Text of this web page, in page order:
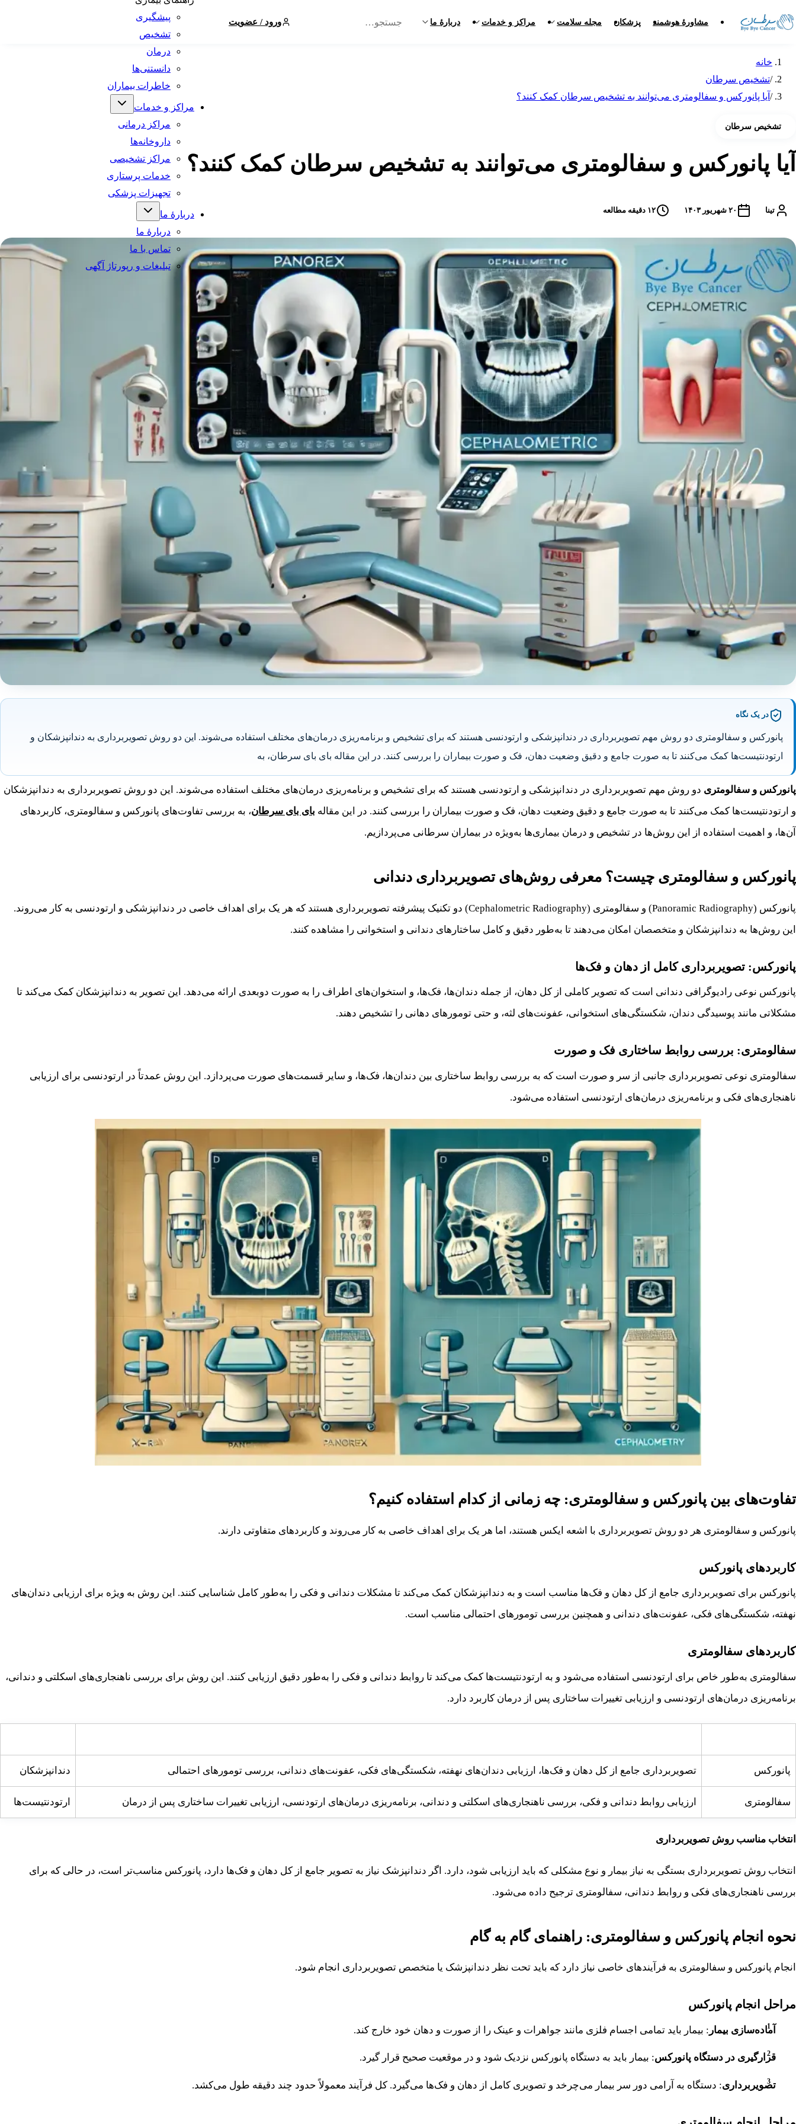
مشاورهٔ هوشمند پزشکان مجله سلامت مراکز و خدمات دربارهٔ ما ورود / عضویت
پیشگیری
تشخیص
درمان
دانستنی‌ها
خاطرات بیماران
مراکز و خدمات
مراکز درمانی
داروخانه‌ها
مراکز تشخیصی
خدمات پرستاری
تجهیزات پزشکی
دربارهٔ ما
دربارهٔ ما
تماس با ما
تبلیغات و رپورتاژ آگهی
خانه
/تشخیص سرطان
/ آیا پانورکس و سفالومتری می‌توانند به تشخیص سرطان کمک کنند؟
تشخیص سرطان
آیا پانورکس و سفالومتری می‌توانند به تشخیص سرطان کمک کنند؟
تینا ۲۰ شهریور ۱۴۰۳ ۱۲ دقیقه مطالعه
در یک نگاه
پانورکس و سفالومتری دو روش مهم تصویربرداری در دندانپزشکی و ارتودنسی هستند که برای تشخیص و برنامه‌ریزی درمان‌های مختلف استفاده می‌شوند. این دو روش تصویربرداری به دندانپزشکان و
ارتودنتیست‌ها کمک می‌کنند تا به صورت جامع و دقیق وضعیت دهان، فک و صورت بیماران را بررسی کنند. در این مقاله بای بای سرطان، به
پانورکس و سفالومتری دو روش مهم تصویربرداری در دندانپزشکی و ارتودنسی هستند که برای تشخیص و برنامه‌ریزی درمان‌های مختلف استفاده می‌شوند. این دو روش تصویربرداری به دندانپزشکان
و ارتودنتیست‌ها کمک می‌کنند تا به صورت جامع و دقیق وضعیت دهان، فک و صورت بیماران را بررسی کنند. در این مقاله بای بای سرطان، به بررسی تفاوت‌های پانورکس و سفالومتری، کاربردهای
آن‌ها، و اهمیت استفاده از این روش‌ها در تشخیص و درمان بیماری‌ها به‌ویژه در بیماران سرطانی می‌پردازیم.
پانورکس و سفالومتری چیست؟ معرفی روش‌های تصویربرداری دندانی
پانورکس (Panoramic Radiography) و سفالومتری (Cephalometric Radiography) دو تکنیک پیشرفته تصویربرداری هستند که هر یک برای اهداف خاصی در دندانپزشکی و ارتودنسی به کار می‌روند.
این روش‌ها به دندانپزشکان و متخصصان امکان می‌دهند تا به‌طور دقیق و کامل ساختارهای دندانی و استخوانی را مشاهده کنند.
پانورکس: تصویربرداری کامل از دهان و فک‌ها
پانورکس نوعی رادیوگرافی دندانی است که تصویر کاملی از کل دهان، از جمله دندان‌ها، فک‌ها، و استخوان‌های اطراف را به صورت دوبعدی ارائه می‌دهد. این تصویر به دندانپزشکان کمک می‌کند تا
مشکلاتی مانند پوسیدگی دندان، شکستگی‌های استخوانی، عفونت‌های لثه، و حتی تومورهای دهانی را تشخیص دهند.
سفالومتری: بررسی روابط ساختاری فک و صورت
سفالومتری نوعی تصویربرداری جانبی از سر و صورت است که به بررسی روابط ساختاری بین دندان‌ها، فک‌ها، و سایر قسمت‌های صورت می‌پردازد. این روش عمدتاً در ارتودنسی برای ارزیابی
ناهنجاری‌های فکی و برنامه‌ریزی درمان‌های ارتودنسی استفاده می‌شود.
تفاوت‌های بین پانورکس و سفالومتری: چه زمانی از کدام استفاده کنیم؟
پانورکس و سفالومتری هر دو روش تصویربرداری با اشعه ایکس هستند، اما هر یک برای اهداف خاصی به کار می‌روند و کاربردهای متفاوتی دارند.
کاربردهای پانورکس
پانورکس برای تصویربرداری جامع از کل دهان و فک‌ها مناسب است و به دندانپزشکان کمک می‌کند تا مشکلات دندانی و فکی را به‌طور کامل شناسایی کنند. این روش به ویژه برای ارزیابی دندان‌های
نهفته، شکستگی‌های فکی، عفونت‌های دندانی و همچنین بررسی تومورهای احتمالی مناسب است.
کاربردهای سفالومتری
سفالومتری به‌طور خاص برای ارتودنسی استفاده می‌شود و به ارتودنتیست‌ها کمک می‌کند تا روابط دندانی و فکی را به‌طور دقیق ارزیابی کنند. این روش برای بررسی ناهنجاری‌های اسکلتی و دندانی،
برنامه‌ریزی درمان‌های ارتودنسی و ارزیابی تغییرات ساختاری پس از درمان کاربرد دارد.
پانورکس تصویربرداری جامع از کل دهان و فک‌ها، ارزیابی دندان‌های نهفته، شکستگی‌های فکی، عفونت‌های دندانی، بررسی تومورهای احتمالی دندانپزشکان
سفالومتری ارزیابی روابط دندانی و فکی، بررسی ناهنجاری‌های اسکلتی و دندانی، برنامه‌ریزی درمان‌های ارتودنسی، ارزیابی تغییرات ساختاری پس از درمان ارتودنتیست‌ها
انتخاب مناسب روش تصویربرداری
انتخاب روش تصویربرداری بستگی به نیاز بیمار و نوع مشکلی که باید ارزیابی شود، دارد. اگر دندانپزشک نیاز به تصویر جامع از کل دهان و فک‌ها دارد، پانورکس مناسب‌تر است، در حالی که برای
بررسی ناهنجاری‌های فکی و روابط دندانی، سفالومتری ترجیح داده می‌شود.
نحوه انجام پانورکس و سفالومتری: راهنمای گام به گام
انجام پانورکس و سفالومتری به فرآیندهای خاصی نیاز دارد که باید تحت نظر دندانپزشک یا متخصص تصویربرداری انجام شود.
مراحل انجام پانورکس
آماده‌سازی بیمار : بیمار باید تمامی اجسام فلزی مانند جواهرات و عینک را از صورت و دهان خود خارج کند.
قرارگیری در دستگاه پانورکس: بیمار باید به دستگاه پانورکس نزدیک شود و در موقعیت صحیح قرار گیرد.
تصویربرداری: دستگاه به آرامی دور سر بیمار می‌چرخد و تصویری کامل از دهان و فک‌ها می‌گیرد. کل فرآیند معمولاً حدود چند دقیقه طول می‌کشد.